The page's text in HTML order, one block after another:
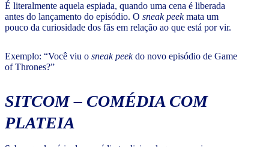
É literalmente aquela espiada, quando uma cena é liberada
antes do lançamento do episódio. O sneak peekmata um
pouco da curiosidade dos fãs em relação ao que está por vir.
Exemplo: “Você viu o sneak peekdo novo episódio de Game
of Thrones?”
SITCOM– COMÉDIA COM
PLATEIA